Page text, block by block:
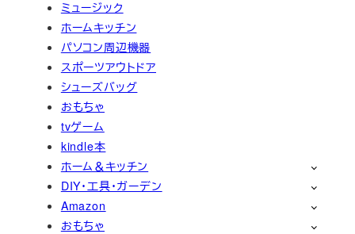
ミュージック
ホームキッチン
パソコン周辺機器
スポーツアウトドア
シューズバッグ
おもちゃ
tvゲーム
kindle本
ホーム＆キッチン
DIY・工具・ガーデン
Amazon
おもちゃ